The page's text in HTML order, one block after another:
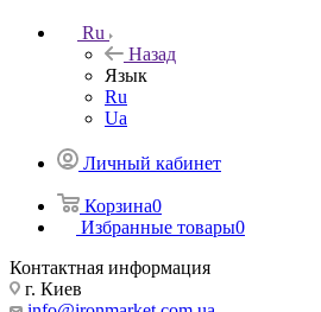
Ru
Назад
Язык
Ru
Ua
Личный кабинет
Корзина0
Избранные товары0
Контактная информация
г. Киев